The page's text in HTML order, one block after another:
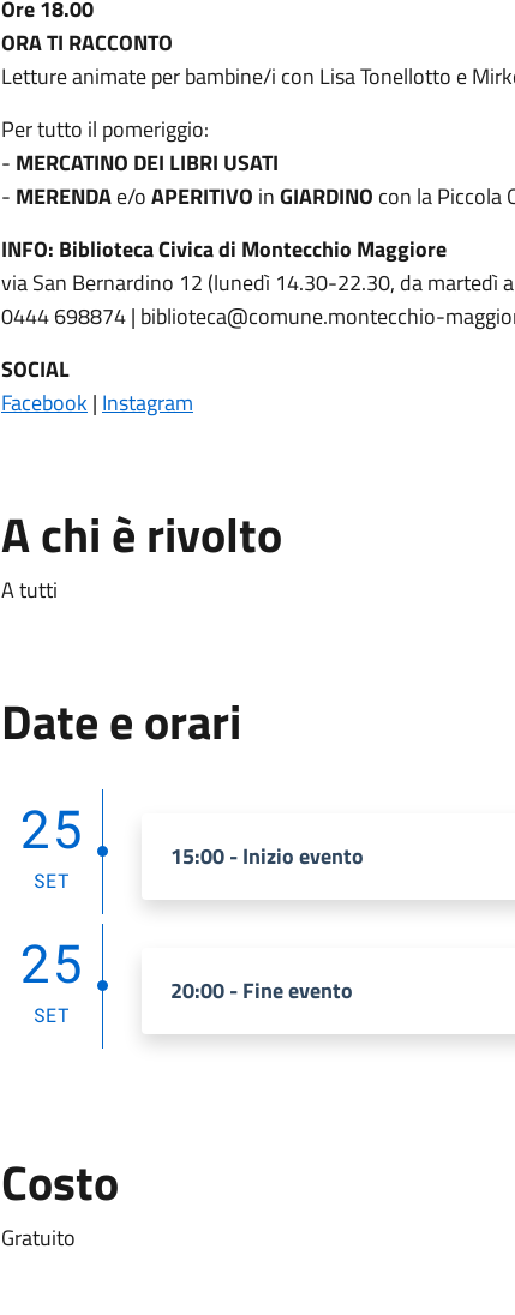
Ore 18.00
ORA TI RACCONTO
Letture animate per bambine/i con Lisa Tonellotto e
Per tutto il pomeriggio:
- MERCATINO DEI LIBRI USATI
- MERENDAe/oAPERITIVO inGIARDINO con la Piccola
INFO: Biblioteca Civica di Montecchio Maggiore
via San Bernardino 12 (lunedì 14.30-22.30, da martedì
0444 698874 | biblioteca@comune.montecchio-
SOCIAL
Facebook | Instagram
A chi è rivolto
A tutti
Date e orari
25
SET
15:00 - Inizio evento
25
SET
20:00 - Fine evento
Costo
Gratuito